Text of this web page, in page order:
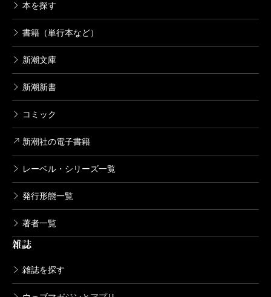
本を探す
書籍（単行本など）
新潮文庫
新潮新書
コミック
新潮社の電子書籍
レーベル・シリーズ一覧
発行形態一覧
著者一覧
雑誌
雑誌を探す